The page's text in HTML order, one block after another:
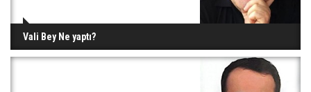
Vali Bey Ne yaptı?